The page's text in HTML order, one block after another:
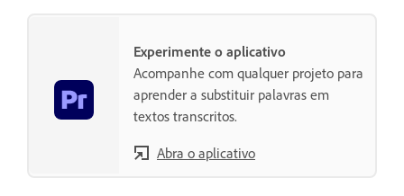
Experimente o aplicativo
Acompanhe com qualquer projeto para
aprender a substituir palavras em
textos transcritos.
Abra o aplicativo